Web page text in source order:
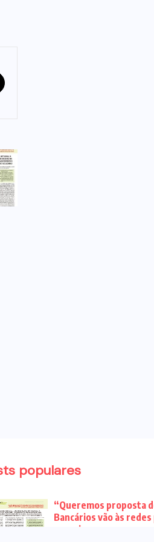
populares
“Queremos proposta
Bancários vão às redes
pressionar a...